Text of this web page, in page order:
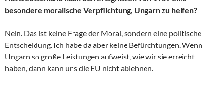
besondere moralische Verpflichtung, Ungarn zu helfen?
Nein. Das ist keine Frage der Moral, sondern eine politische
Entscheidung. Ich habe da aber keine Befürchtungen. Wenn
Ungarn so große Leistungen aufweist, wie wir sie erreicht
haben, dann kann uns die EU nicht ablehnen.